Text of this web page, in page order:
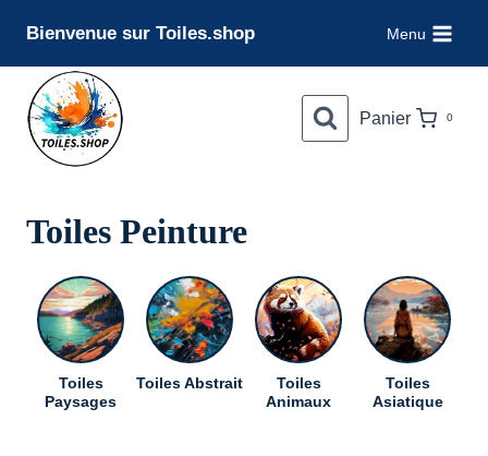
contenu
Bienvenue sur Toiles.shop Menu
Panier 0
Toiles Peinture
Toiles
Paysages
Toiles Abstrait
Toiles
Animaux
Toiles
Asiatique